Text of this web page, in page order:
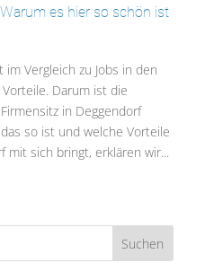
es hier so schön ist
Vergleich zu Jobs in den
Darum ist die
in Deggendorf
so ist und welche Vorteile
mit sich bringt, erklären wir...